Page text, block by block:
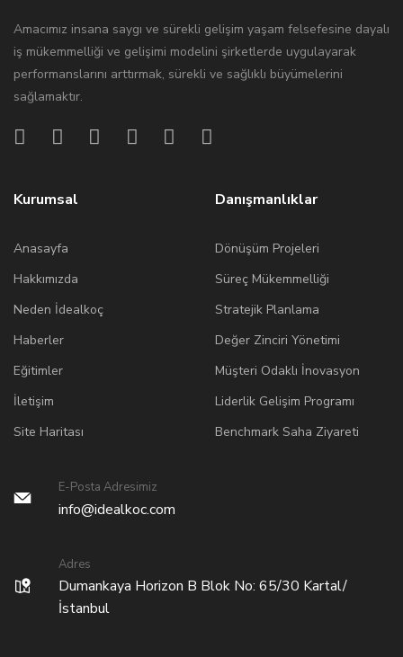
Amacımız insana saygı ve sürekli gelişim yaşam felsefesine dayalı
iş mükemmelliği ve gelişimi modelini şirketlerde uygulayarak
performanslarını arttırmak, sürekli ve sağlıklı büyümelerini
sağlamaktır.
Kurumsal
Anasayfa
Hakkımızda
Neden İdealkoç
Haberler
Eğitimler
İletişim
Site Haritası
Danışmanlıklar
Dönüşüm Projeleri
Süreç Mükemmelliği
Stratejik Planlama
Değer Zinciri Yönetimi
Müşteri Odaklı İnovasyon
Liderlik Gelişim Programı
Benchmark Saha Ziyareti
E-Posta Adresimiz
info@idealkoc.com
Adres
Dumankaya Horizon B Blok No: 65/30 Kartal/
İstanbul